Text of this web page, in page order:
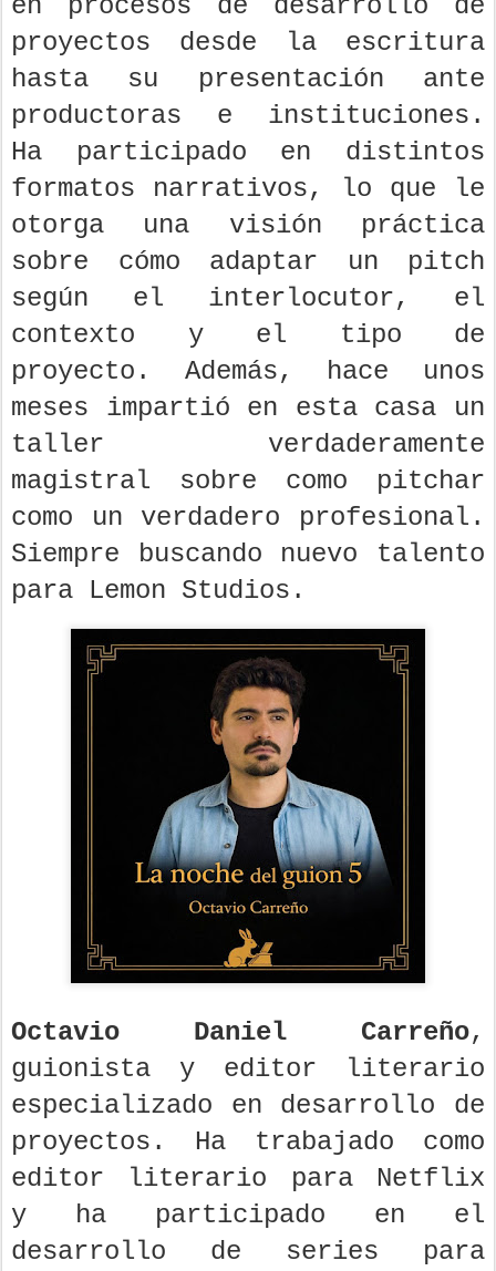
en procesos de desarrollo de
proyectos desde la escritura
hasta su presentación ante
productoras e instituciones.
Ha participado en distintos
formatos narrativos, lo que le
otorga una visión práctica
sobre cómo adaptar un pitch
según el interlocutor, el
contexto y el tipo de
proyecto. Además, hace unos
meses impartió en esta casa un
taller verdaderamente
magistral sobre como pitchar
como un verdadero profesional.
Siempre buscando nuevo talento
para Lemon Studios.
Octavio Daniel Carreño,
guionista y editor literario
especializado en desarrollo de
proyectos. Ha trabajado como
editor literario para Netflix
y ha participado en el
desarrollo de series para